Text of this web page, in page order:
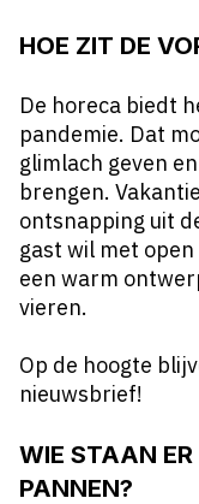
HOE ZIT DE
De horeca biedt
pandemie. Dat
glimlach geven
brengen.
ontsnapping uit
gast wil met
een warm
vieren.
Op de hoogte
nieuwsbrief!
WIE STAAN
PANNEN?